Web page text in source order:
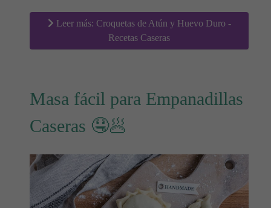
Leer más: Croquetas de Atún y Huevo Duro -
Recetas Caseras
Masa fácil para Empanadillas
Caseras 🤤🥟